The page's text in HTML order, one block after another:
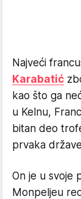
Najveći
Karabatić
kao što ga
u Kelnu,
bitan deo
prvaka
On je u svoje
Monpeljeu